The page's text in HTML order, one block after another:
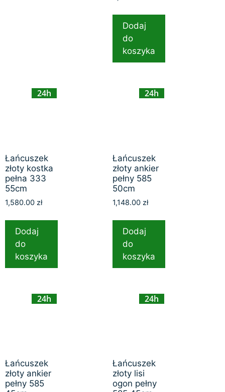
Dodaj
do
koszyka
24h
Łańcuszek
złoty kostka
pełna 333
55cm
1,580.00 zł
Dodaj
do
koszyka
24h
Łańcuszek
złoty ankier
pełny 585
50cm
1,148.00 zł
Dodaj
do
koszyka
24h
Łańcuszek
złoty ankier
pełny 585
24h
Łańcuszek
złoty lisi
ogon pełny